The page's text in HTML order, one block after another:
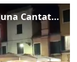
Venezia omaggia Guccini con una Cantata Anarchica in campo Santa Margherita